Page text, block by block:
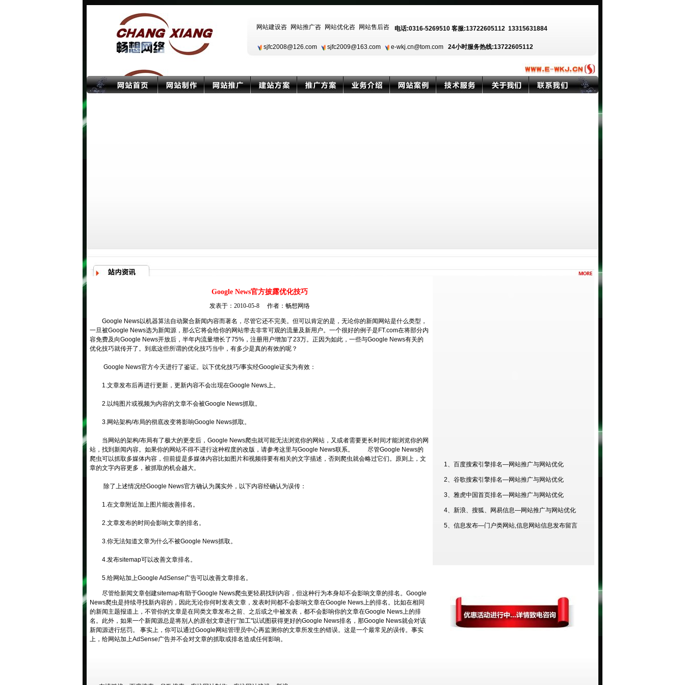
电话:0316-5269510 客服:13722605112 13315631884
sjfc2008@126.com sjfc2009@163.com e-wkj.cn@tom.com 24小时服务热线:13722605112
Google News官方披露优化技巧
发表于：2010-05-8 作者： 畅想网络
Google News以机器算法自动聚合新闻内容而著名，尽管它还不完美。但可以肯定的是，无论你的新闻网站是什么类型，
一旦被Google News选为新闻源，那么它将会给你的网站带去非常可观的流量及新用户。一个很好的例子是FT.com在将部分内
容免费及向Google News开放后，半年内流量增长了75%，注册用户增加了23万。正因为如此，一些与Google News有关的
优化技巧就传开了。到底这些所谓的优化技巧当中，有多少是真的有效的呢？
Google News官方今天进行了鉴证。以下优化技巧/事实经Google证实为有效：
1.文章发布后再进行更新，更新内容不会出现在Google News上。
2.以纯图片或视频为内容的文章不会被Google News抓取。
3.网站架构/布局的彻底改变将影响Google News抓取。
当网站的架构/布局有了极大的更变后，Google News爬虫就可能无法浏览你的网站，又或者需要更长时间才能浏览你的网
站，找到新闻内容。如果你的网站不得不进行这种程度的改版，请参考这里与Google News联系。 尽管Google News的
爬虫可以抓取多媒体内容，但前提是多媒体内容比如图片和视频得要有相关的文字描述，否则爬虫就会略过它们。原则上，文
章的文字内容更多，被抓取的机会越大。
除了上述情况经Google News官方确认为属实外，以下内容经确认为误传：
1.在文章附近加上图片能改善排名。
2.文章发布的时间会影响文章的排名。
3.你无法知道文章为什么不被Google News抓取。
4.发布sitemap可以改善文章排名。
5.给网站加上Google AdSense广告可以改善文章排名。
尽管给新闻文章创建sitemap有助于Google News爬虫更轻易找到内容，但这种行为本身却不会影响文章的排名。Google
News爬虫是持续寻找新内容的，因此无论你何时发表文章，发表时间都不会影响文章在Google News上的排名。比如在相同
的新闻主题报道上，不管你的文章是在同类文章发布之前、之后或之中被发表，都不会影响你的文章在Google News上的排
名。此外，如果一个新闻源总是将别人的原创文章进行"加工"以试图获得更好的Google News排名，那Google News就会对该
新闻源进行惩罚。 事实上，你可以通过Google网站管理员中心再监测你的文章所发生的错误。这是一个最常见的误传。事实
上，给网站加上AdSense广告并不会对文章的抓取或排名造成任何影响。
1、百度搜索引擎排名—网站推广与网站优化
2、谷歌搜索引擎排名—网站推广与网站优化
3、雅虎中国首页排名—网站推广与网站优化
4、新浪、搜狐、网易信息—网站推广与网站优化
5、信息发布—门户类网站,信息网站信息发布留言